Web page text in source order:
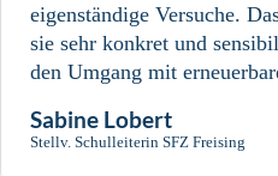
eigenständige Versuche.
sie sehr konkret und
den Umgang mit
Sabine Lobert
Stellv. Schulleiterin SFZ Freising